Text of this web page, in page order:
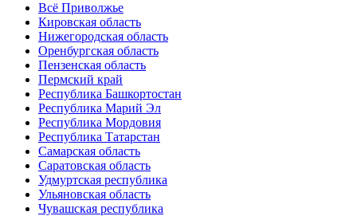
Всё Приволжье
Кировская область
Нижегородская область
Оренбургская область
Пензенская область
Пермский край
Республика Башкортостан
Республика Марий Эл
Республика Мордовия
Республика Татарстан
Самарская область
Саратовская область
Удмуртская республика
Ульяновская область
Чувашская республика